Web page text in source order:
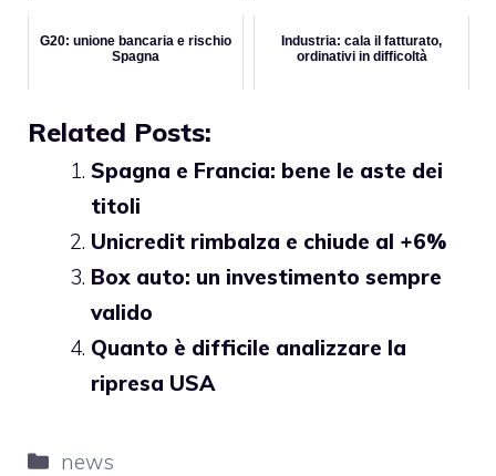
G20: unione bancaria e rischio
Spagna
Industria: cala il fatturato,
ordinativi in difficoltà
Related Posts:
Spagna e Francia: bene le aste dei
titoli
Unicredit rimbalza e chiude al +6%
Box auto: un investimento sempre
valido
Quanto è difficile analizzare la
ripresa USA
Categorie
news